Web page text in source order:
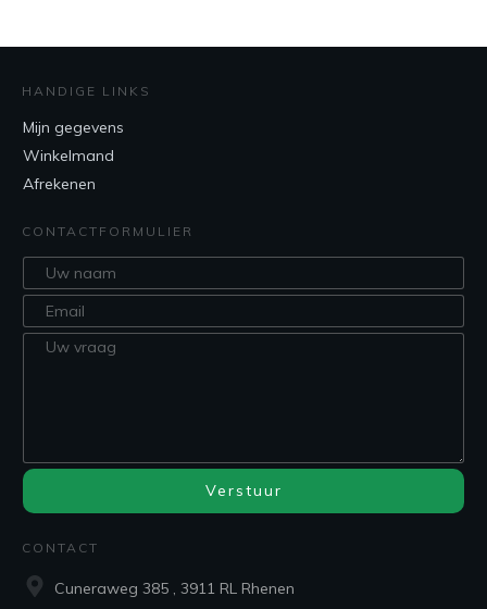
HANDIGE LINKS
Mijn gegevens
Winkelmand
Afrekenen
CONTACTFORMULIER
Verstuur
CONTACT
Cuneraweg 385 , 3911 RL Rhenen